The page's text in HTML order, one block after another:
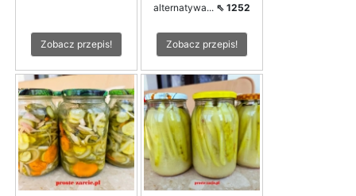
Zobacz przepis!
alternatywa... ⇖ 1252
Zobacz przepis!